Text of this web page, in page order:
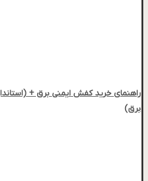
راهنمای خرید کفش ایمنی برق +
برق)